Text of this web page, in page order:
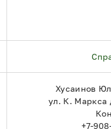
Хусаинов
ул. К. Маркса
+7-